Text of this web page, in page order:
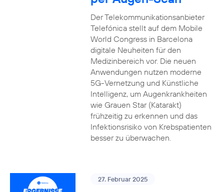
Der Telekommunikationsanbieter
Telefónica stellt auf dem Mobile
World Congress in Barcelona
digitale Neuheiten für den
Medizinbereich vor. Die neuen
Anwendungen nutzen moderne
5G-Vernetzung und Künstliche
Intelligenz, um Augenkrankheiten
wie Grauen Star (Katarakt)
frühzeitig zu erkennen und das
Infektionsrisiko von Krebspatienten
besser zu überwachen.
27. Februar 2025